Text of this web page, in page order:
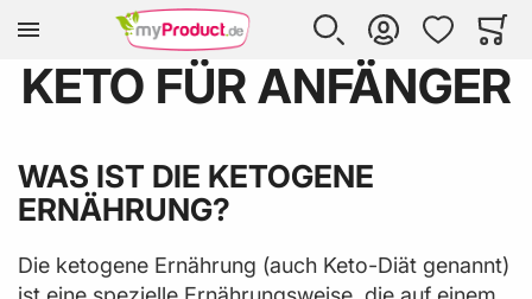
Zur Homepage
SUCHE
KONTO WUNSCHLISTE
KETO FÜR ANFÄNGER
WAS IST DIE KETOGENE
ERNÄHRUNG?
Die ketogene Ernährung (auch Keto-Diät genannt)